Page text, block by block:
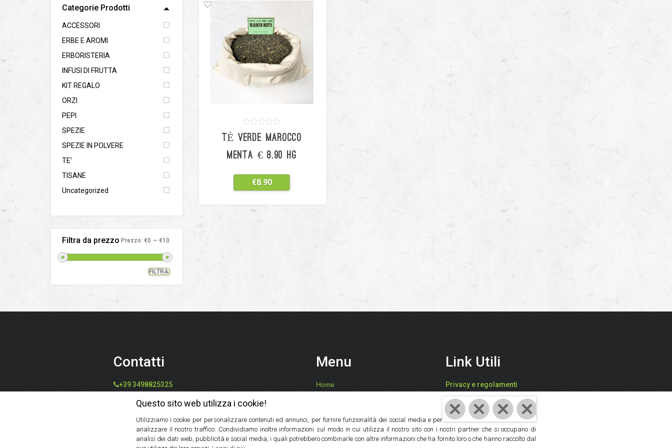
Categorie Prodotti
ACCESSORI
ERBE E AROMI
ERBORISTERIA
INFUSI DI FRUTTA
KIT REGALO
ORZI
PEPI
SPEZIE
SPEZIE IN POLVERE
TE’
TISANE
Uncategorized
Filtra da prezzo
Prezzo
Prezzo
FILTRA
Prezzo: €0 — €10
0
out
5
based
on
0
ratings
TÈ VERDE MAROCCO
MENTA € 8.90 HG
€8.90
Contatti
+39 3498825325
catiafari@yahoo.it
Via Tommaso Galleppini, 31,
47121 Forlì FC, Italia
Menu
Home
I Nostri Prodotti
Contatti
Link Utili
Privacy e regolamenti
FARI CATIA - "SPEZIEDALMONDO"
P.IVA: 03942850409
Cod. Fisc: FRACTA61D59D704V
Questo sito web utilizza i cookie!
Utilizziamo i cookie per personalizzare contenuti ed annunci, per fornire funzionalità dei social media e per
analizzare il nostro traffico. Condividiamo inoltre informazioni sul modo in cui utilizza il nostro sito con i nostri partner che si occupano di
analisi dei dati web, pubblicità e social media, i quali potrebbero combinarle con altre informazioni che ha fornito loro o che hanno raccolto dal